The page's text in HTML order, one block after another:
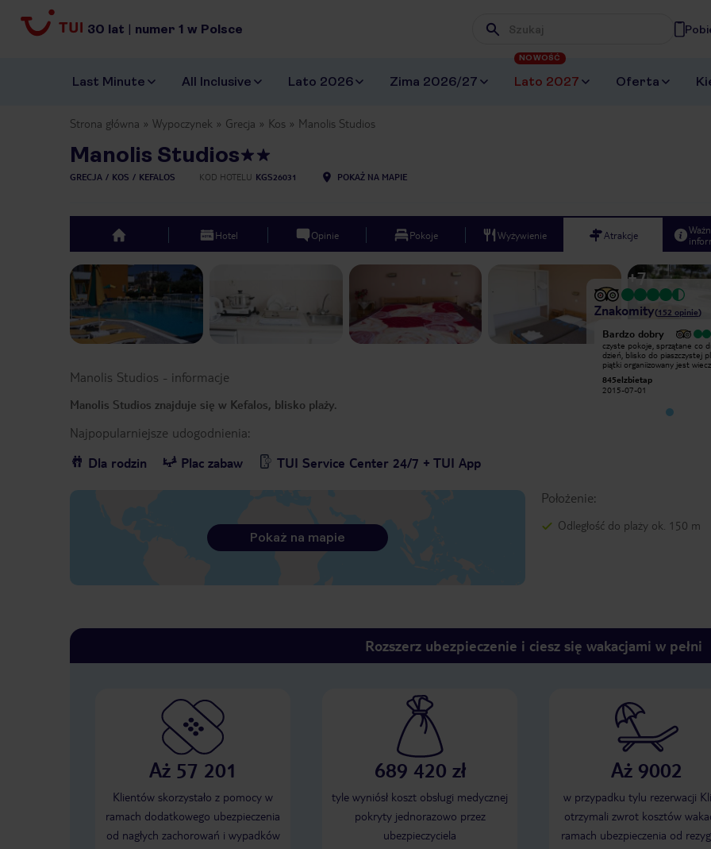
30 lat | numer 1 w Polsce Wpisz frazę, której szukasz
Last Minute All Inclusive Lato 2026 Zima 2026/27 Lato 2027
NOWOŚĆ
Oferta
Strona główna Wypoczynek Grecja Kos Manolis Studios
Manolis Studios
GRECJA KOS KEFALOS KOD HOTELU KGS26031 POKAŻ NA MAPIE
top Hotel Opinie Pokoje Wyżywienie Atrakcje
Previous slide +7
Znakomity(152 opinie)
Bardzo dobry
czyste pokoje, sprzątane co drugi
Bardzo dobry
czyste pokoje, sprzątane co
dzień, blisko do piaszczystej
piątki organiizowany jest
obsługa bardzo przyjazna i
Bardzo przyjemnie wspominam
845elzbietap
2015-07-01
Manolis Studios - informacje
Manolis Studios znajduje się w Kefalos, blisko plaży.
Najpopularniejsze udogodnienia:
Dla rodzin
Plac zabaw TUI Service Center 24/7 + TUI App
Położenie:
Odległość do plaży ok. 150 m
Pokaż na mapie
Rozszerz ubezpieczenie i ciesz się wakacjami w pełni
Aż 57 201
Klientów skorzystało z pomocy w
ramach dodatkowego ubezpieczenia
od nagłych zachorowań i wypadków
689 420 zł
tyle wyniósł koszt obsługi medycznej
pokryty jednorazowo przez
ubezpieczyciela
Aż 9002
w przypadku tylu rezerwacji
otrzymali zwrot kosztów
ramach ubezpieczenia od